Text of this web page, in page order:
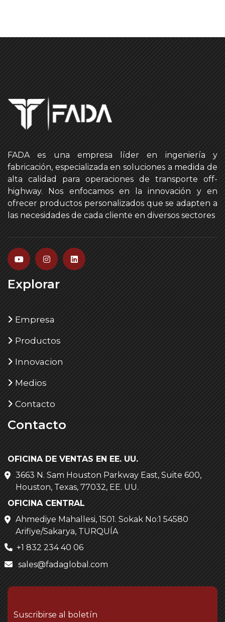
FADA es una empresa líder en ingeniería y
fabricación, especializada en soluciones a medida de
alta calidad para operaciones de transporte off-
highway. Nos enfocamos en la innovación y en
ofrecer productos personalizados que se adapten a
las necesidades de cada cliente en diversos sectores
Explorar
Empresa
Productos
Innovacion
Medios
Contacto
Contacto
OFICINA DE VENTAS EN EE. UU.
3663 N. Sam Houston Parkway East, Suite 600,
Houston, Texas, 77032, EE. UU.
OFICINA CENTRAL
Ahmediye Mahallesi, 1501. Sokak No:1 54580
Arifiye/Sakarya, TURQUÍA
+1 832 234 40 06
sales@fadaglobal.com
Suscribirse al boletín